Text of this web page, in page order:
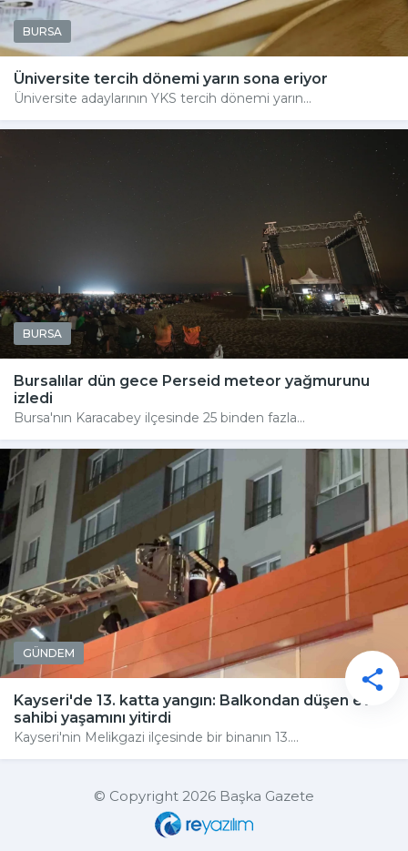
BURSA
Üniversite tercih dönemi yarın sona eriyor
Üniversite adaylarının YKS tercih dönemi yarın...
BURSA
Bursalılar dün gece Perseid meteor yağmurunu
izledi
Bursa'nın Karacabey ilçesinde 25 binden fazla...
GÜNDEM
Kayseri'de 13. katta yangın: Balkondan düşen ev
sahibi yaşamını yitirdi
Kayseri'nin Melikgazi ilçesinde bir binanın 13....
© Copyright 2026 Başka Gazete